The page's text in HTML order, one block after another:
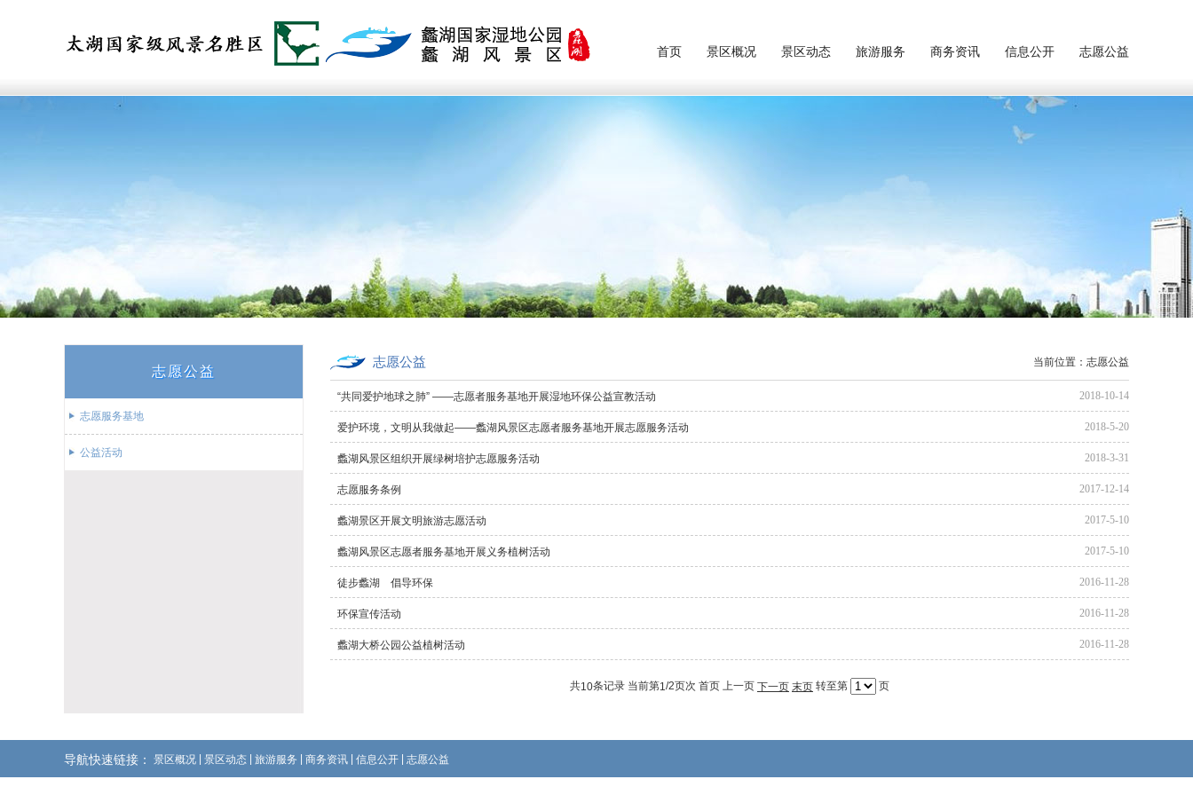
首页 景区概况 景区动态 旅游服务 商务资讯 信息公开 志愿公益
志愿公益
志愿服务基地
公益活动
志愿公益 当前位置：志愿公益
“共同爱护地球之肺” ——志愿者服务基地开展湿地环保公益宣教活动 2018-10-14
爱护环境，文明从我做起——蠡湖风景区志愿者服务基地开展志愿服务活动 2018-5-20
蠡湖风景区组织开展绿树培护志愿服务活动 2018-3-31
志愿服务条例 2017-12-14
蠡湖景区开展文明旅游志愿活动 2017-5-10
蠡湖风景区志愿者服务基地开展义务植树活动 2017-5-10
徒步蠡湖 倡导环保 2016-11-28
环保宣传活动 2016-11-28
蠡湖大桥公园公益植树活动 2016-11-28
共10条记录 当前第1/2页次 首页 上一页 下一页 末页 转至第 页
导航快速链接： 景区概况 景区动态 旅游服务 商务资讯 信息公开 志愿公益